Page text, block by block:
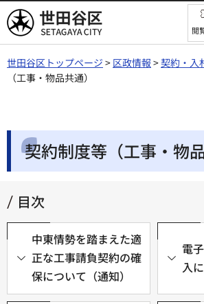
世田谷区 閲
世田谷区トップページ > 区政情報 >契約・入
（工事・物品共通）
契約制度等（工事・物品
目次
中東情勢を踏まえた適
正な工事請負契約の確
保について（通知）
電
入